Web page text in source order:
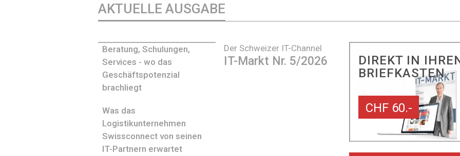
AKTUELLE AUSGABE
Der Schweizer IT-Channel
IT-Markt Nr. 5/2026
Beratung, Schulungen,
Services - wo das
Geschäftspotenzial
brachliegt
Was das
Logistikunternehmen
Swissconnect von seinen
IT-Partnern erwartet
DIREKT IN
BRIEFKASTEN
CHF 60.-